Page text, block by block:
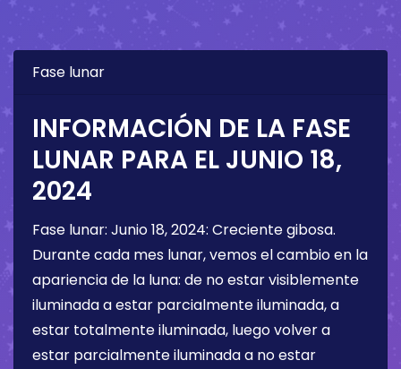
Fase lunar
INFORMACIÓN DE LA FASE
LUNAR PARA EL JUNIO 18,
2024
Fase lunar: Junio 18, 2024: Creciente gibosa.
Durante cada mes lunar, vemos el cambio en la
apariencia de la luna: de no estar visiblemente
iluminada a estar parcialmente iluminada, a
estar totalmente iluminada, luego volver a
estar parcialmente iluminada a no estar